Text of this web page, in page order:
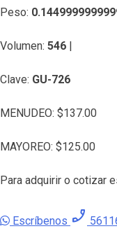
Peso:
Volumen: 546 |
Clave: GU-726
MENUDEO: $137.00
MAYOREO: $125.00
Para adquirir o cotizar
Escríbenos phone_enabled